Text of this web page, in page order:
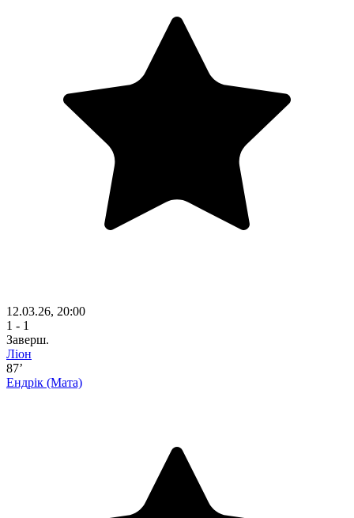
12.03.26, 20:00
1 - 1
Заверш.
Ліон
87’
Ендрік (Мата)